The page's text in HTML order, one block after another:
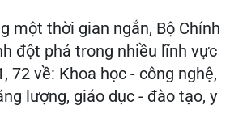
một thời gian ngắn, Bộ Chính
đột phá trong nhiều lĩnh vực
72 về: Khoa học - công nghệ,
lượng, giáo dục - đào tạo, y